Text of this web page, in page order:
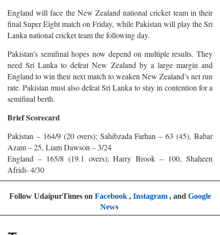
England will face the New Zealand national cricket team in their
final Super Eight match on Friday, while Pakistan will play the Sri
Lanka national cricket team the following day.
Pakistan’s semifinal hopes now depend on multiple results. They
need Sri Lanka to defeat New Zealand by a large margin and
England to win their next match to weaken New Zealand’s net run
rate. Pakistan must also defeat Sri Lanka to stay in contention for a
semifinal berth.
Brief Scorecard
Pakistan – 164/9 (20 overs); Sahibzada Farhan – 63 (45), Babar
Azam – 25, Liam Dawson – 3/24
England – 165/8 (19.1 overs); Harry Brook – 100, Shaheen
Afridi- 4/30
Follow UdaipurTimes on Facebook, Instagram, and Google
News